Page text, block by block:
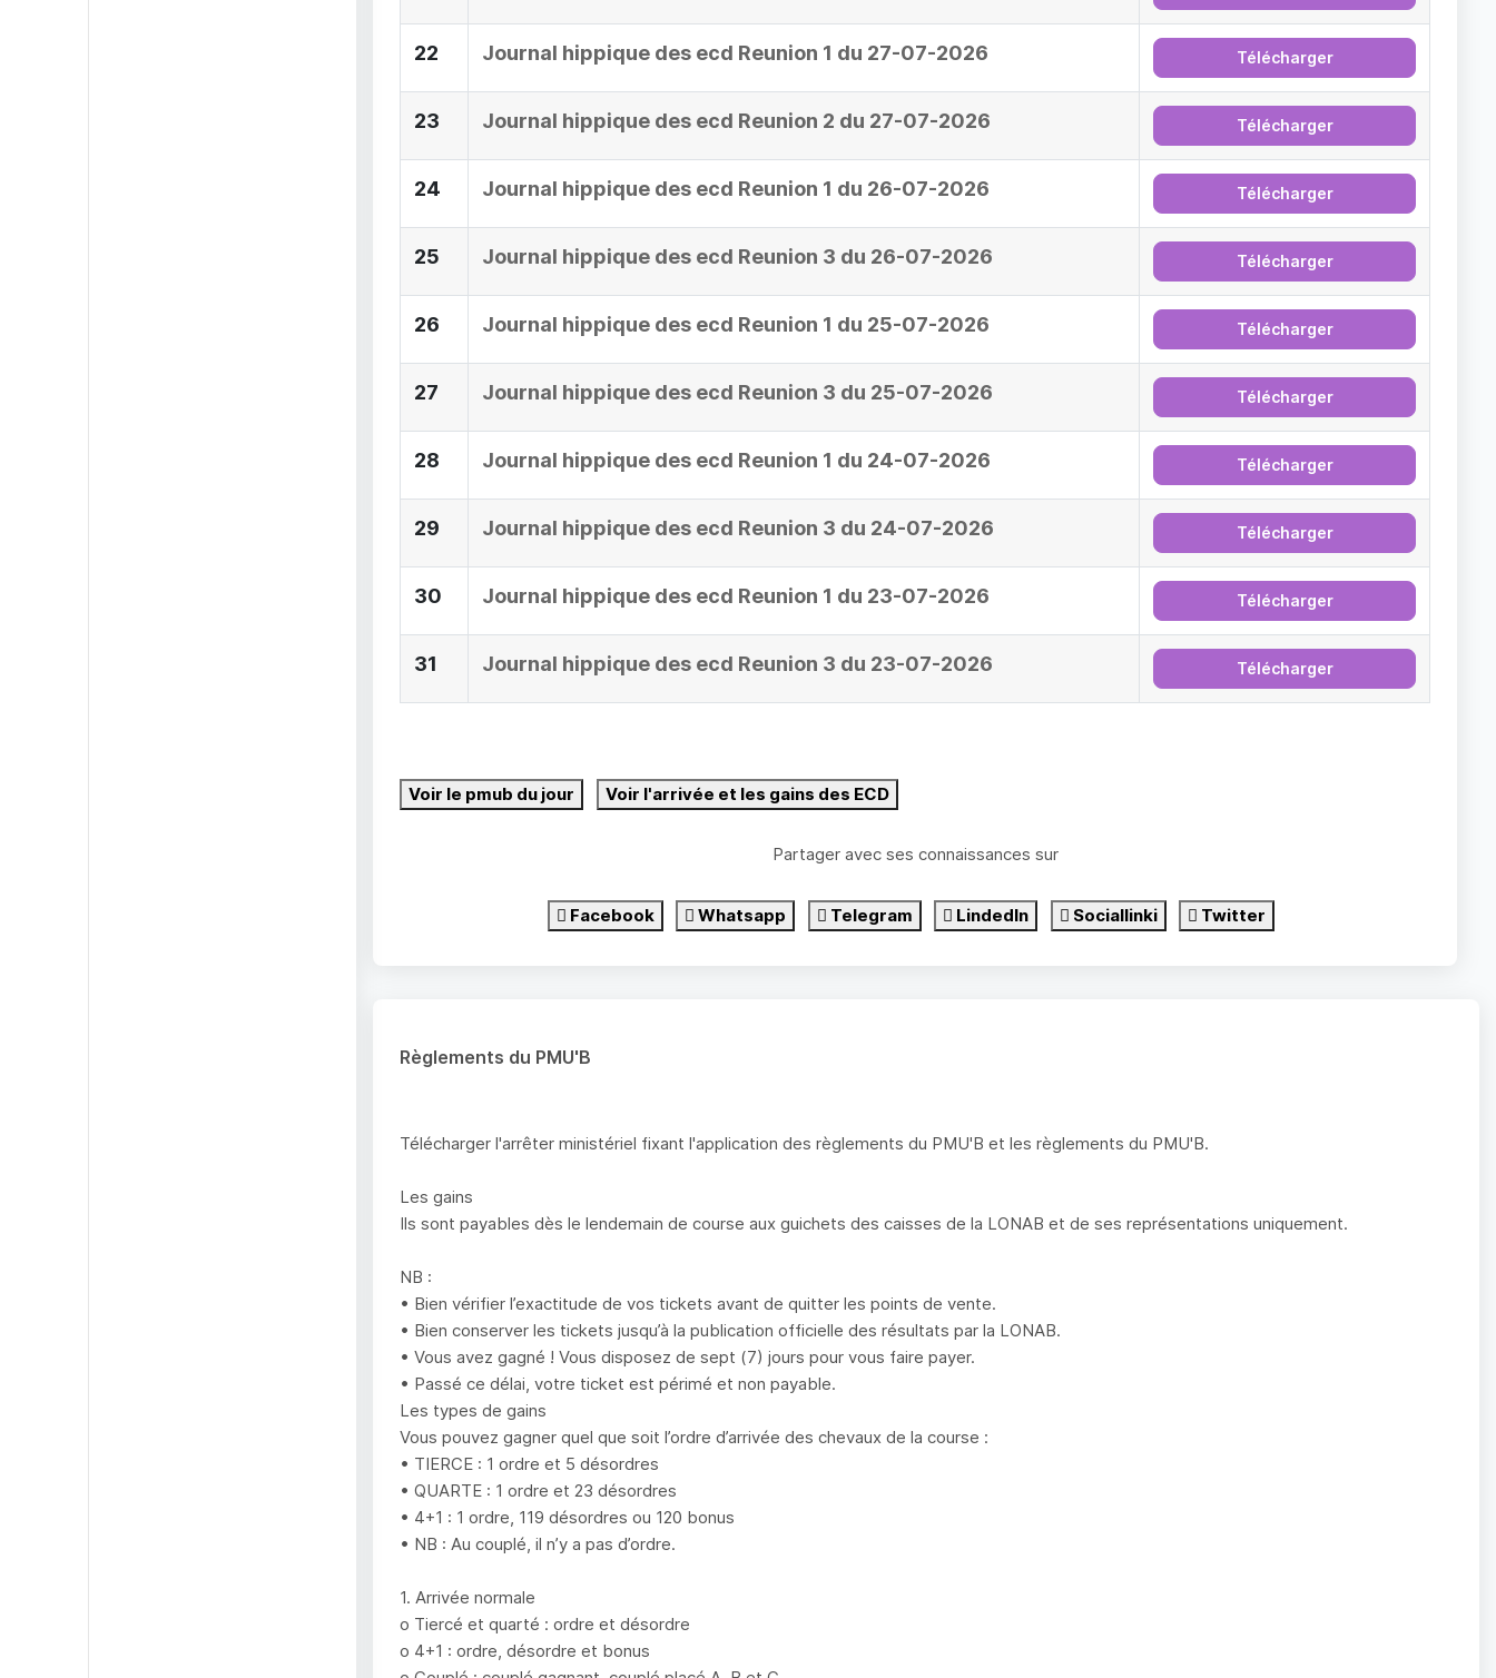
22 Journal hippique des ecd Reunion 1 du 27-07-2026 Télécharger
23 Journal hippique des ecd Reunion 2 du 27-07-2026 Télécharger
24 Journal hippique des ecd Reunion 1 du 26-07-2026 Télécharger
25 Journal hippique des ecd Reunion 3 du 26-07-2026 Télécharger
26 Journal hippique des ecd Reunion 1 du 25-07-2026 Télécharger
27 Journal hippique des ecd Reunion 3 du 25-07-2026 Télécharger
28 Journal hippique des ecd Reunion 1 du 24-07-2026 Télécharger
29 Journal hippique des ecd Reunion 3 du 24-07-2026 Télécharger
30 Journal hippique des ecd Reunion 1 du 23-07-2026 Télécharger
31 Journal hippique des ecd Reunion 3 du 23-07-2026 Télécharger
Voir le pmub du jour Voir l'arrivée et les gains des ECD
Partager avec ses connaissances sur
Facebook Whatsapp Telegram LindedIn Sociallinki Twitter
Règlements du PMU'B
Télécharger l'arrêter ministériel fixant l'application des règlements du PMU'B et les règlements du PMU'B.
Les gains
Ils sont payables dès le lendemain de course aux guichets des caisses de la LONAB et de ses représentations uniquement.
NB :
• Bien vérifier l’exactitude de vos tickets avant de quitter les points de vente.
• Bien conserver les tickets jusqu’à la publication officielle des résultats par la LONAB.
• Vous avez gagné ! Vous disposez de sept (7) jours pour vous faire payer.
• Passé ce délai, votre ticket est périmé et non payable.
Les types de gains
Vous pouvez gagner quel que soit l’ordre d’arrivée des chevaux de la course :
• TIERCE : 1 ordre et 5 désordres
• QUARTE : 1 ordre et 23 désordres
• 4+1 : 1 ordre, 119 désordres ou 120 bonus
• NB : Au couplé, il n’y a pas d’ordre.
1. Arrivée normale
o Tiercé et quarté : ordre et désordre
o 4+1 : ordre, désordre et bonus